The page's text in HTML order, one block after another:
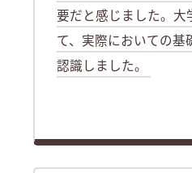
要だと感じました。大
て、実際においての基
認識しました。